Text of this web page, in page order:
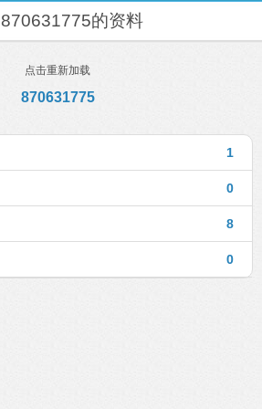
870631775的资料
点击重新加载
870631775
1
0
8
0